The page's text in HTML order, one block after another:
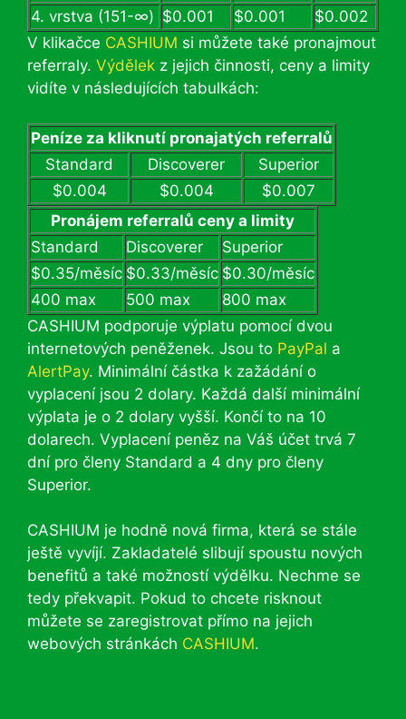
4. vrstva (151-∞) $0.001 $0.001
$0.002
V klikačce CASHIUM si můžete také pronajmout
referraly. Výdělek z jejich činnosti, ceny a limity
vidíte v následujících tabulkách:
Peníze za kliknutí pronajatých referralů
Standard
Discoverer
Superior
$0.004
$0.004
$0.007
Pronájem referralů ceny a limity
Standard
Discoverer
Superior
$0.35/měsíc $0.33/měsíc $0.30/měsíc
400 max
500 max
800 max
CASHIUM podporuje výplatu pomocí dvou
internetových peněženek. Jsou to PayPal a
AlertPay. Minimální částka k zažádání o
vyplacení jsou 2 dolary. Každá další minimální
výplata je o 2 dolary vyšší. Končí to na 10
dolarech. Vyplacení peněz na Váš účet trvá 7
dní pro členy Standard a 4 dny pro členy
Superior.
CASHIUM je hodně nová firma, která se stále
ještě vyvíjí. Zakladatelé slibují spoustu nových
benefitů a také možností výdělku. Nechme se
tedy překvapit. Pokud to chcete risknout
můžete se zaregistrovat přímo na jejich
webových stránkách CASHIUM.